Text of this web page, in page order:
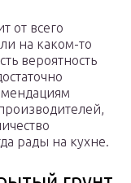
от всего
на каком-то
вероятность
рады на кухне.